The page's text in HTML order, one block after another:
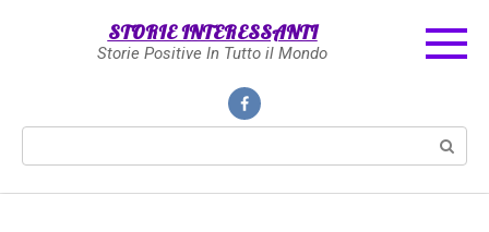
STORIE INTERESSANTI
Storie Positive In Tutto il Mondo